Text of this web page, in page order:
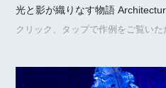
光と影が織りなす物語
クリック、タップで作例をご覧いた